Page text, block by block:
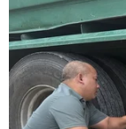
Việt Nam và
khoa học
05/08/2026 23:43